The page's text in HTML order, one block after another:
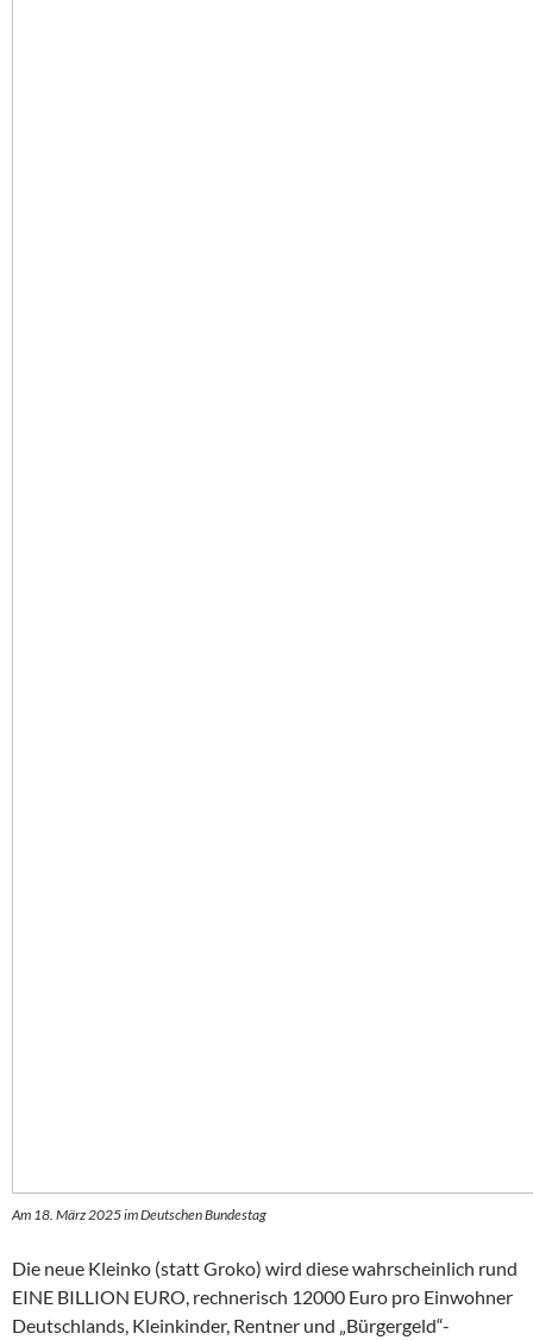
Am 18. März 2025 im Deutschen Bundestag
Die neue Kleinko (statt Groko) wird diese wahrscheinlich rund
EINE BILLION EURO, rechnerisch 12000 Euro pro Einwohner
Deutschlands, Kleinkinder, Rentner und „Bürgergeld“-